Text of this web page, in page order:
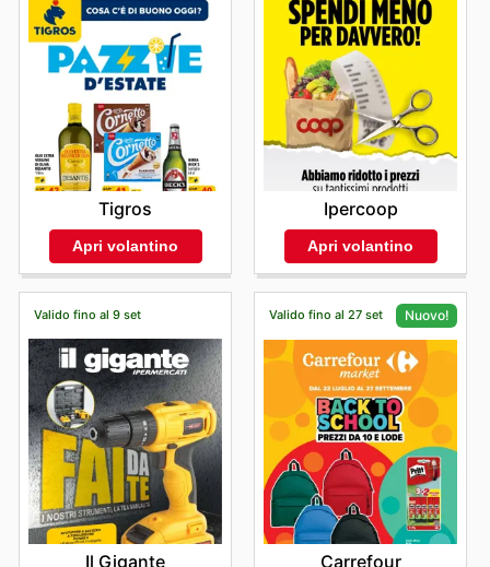
Tigros
Apri volantino
Ipercoop
Apri volantino
Valido fino al 9 set
Il Gigante
Valido fino al 27 set Nuovo!
Carrefour